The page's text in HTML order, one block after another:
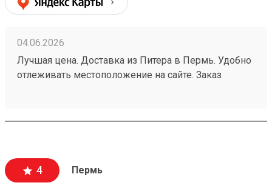
04.06.2026
Лучшая цена. Доставка из Питера в Пермь. Удобно
отлеживать местоположение на сайте. Заказ
4 Пермь